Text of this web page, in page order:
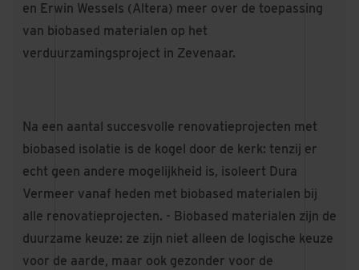
en Erwin Wessels (Altera) meer over de toepassing
van biobased materialen op het
verduurzamingsproject in Zevenaar.
Na een aantal succesvolle renovatieprojecten met
biobased isolatie is de kogel door de kerk: tenzij er
echt geen andere mogelijkheid is, isoleert Dura
Vermeer vanaf heden met biobased materialen bij
alle renovatieprojecten. - Biobased materialen zijn de
duurzame keuze: ze zijn niet alleen de logische keuze
voor de aarde, maar ook gezonder voor de